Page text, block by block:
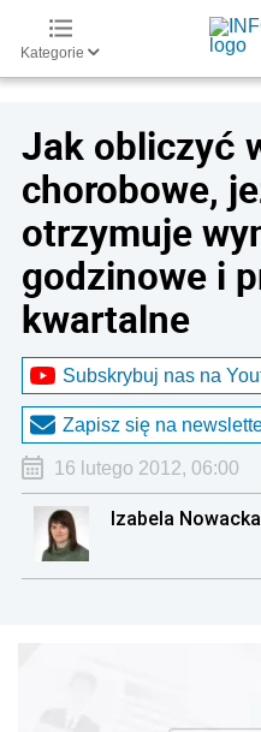
Kategorie
Jak obliczyć
chorobowe,
otrzymuje
godzinowe i
kwartalne
Subskrybuj nas na
Zapisz się na
16 lutego 2012, 06:00
Izabela Nowacka